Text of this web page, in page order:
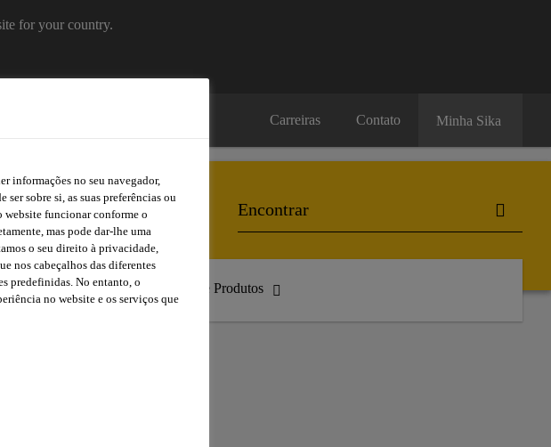
for your country.
Carreiras Contato Minha Sika
de Downloads Catálogo de Produtos
informações no seu navegador,
sobre si, as suas preferências ou
funcionar conforme o
mas pode dar-lhe uma
o seu direito à privacidade,
nos cabeçalhos das diferentes
predefinidas. No entanto, o
no website e os serviços que